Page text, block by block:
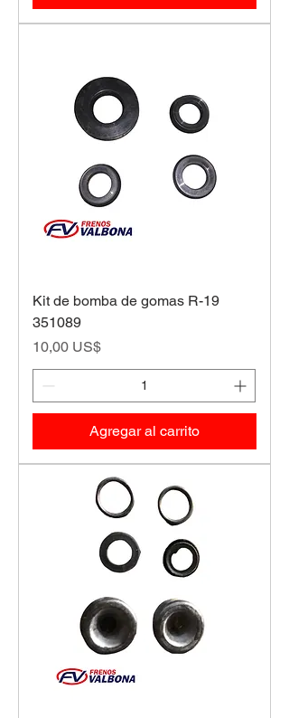
Kit de bomba de gomas R-19
351089
Precio
10,00 US$
Agregar al carrito